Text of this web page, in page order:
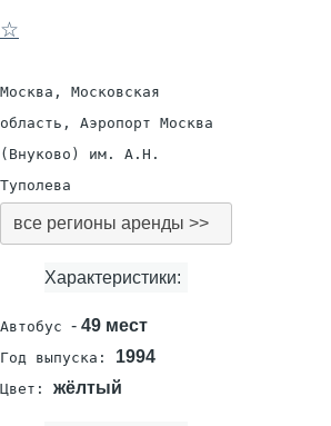
☆
Москва, Московская
область, Аэропорт Москва
(Внуково) им. А.Н.
Туполева
все регионы аренды >>
Характеристики:
Автобус - 49 мест
Год выпуска: 1994
Цвет: жёлтый